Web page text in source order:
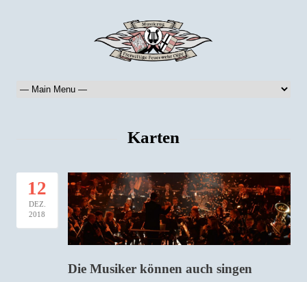
Karten
12
DEZ.
2018
Die Musiker können auch singen